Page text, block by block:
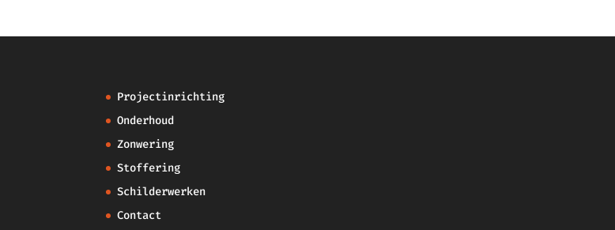
Projectinrichting
Onderhoud
Zonwering
Stoffering
Schilderwerken
Contact